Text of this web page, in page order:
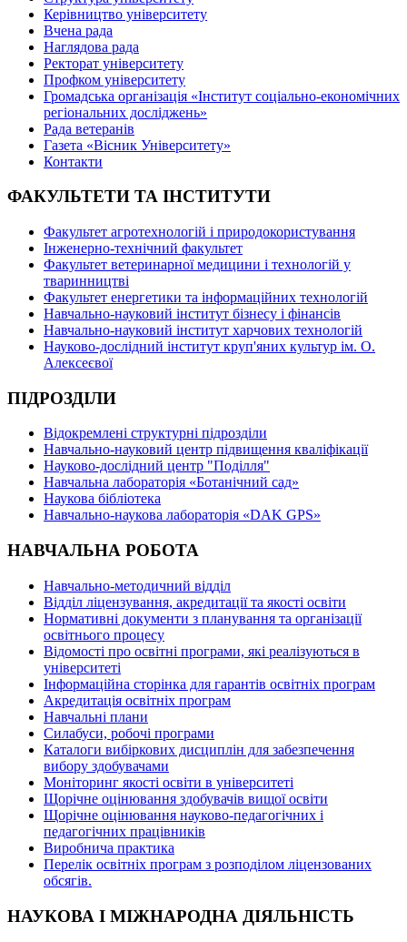
Керівництво університету
Вчена рада
Наглядова рада
Ректорат університету
Профком університету
Громадська організація «Інститут соціально-економічних
регіональних досліджень»
Рада ветеранів
Газета «Вісник Університету»
Контакти
ФАКУЛЬТЕТИ ТА ІНСТИТУТИ
Факультет агротехнологій і природокористування
Інженерно-технічний факультет
Факультет ветеринарної медицини і технологій у
тваринництві
Факультет енергетики та інформаційних технологій
Навчально-науковий інститут бізнесу і фінансів
Навчально-науковий інститут харчових технологій
Науково-дослідний інститут круп'яних культур ім. О.
Алексеєвої
ПІДРОЗДІЛИ
Відокремлені структурні підрозділи
Навчально-науковий центр підвищення кваліфікації
Науково-дослідний центр "Поділля"
Навчальна лабораторія «Ботанічний сад»
Наукова бібліотека
Навчально-наукова лабораторія «DAK GPS»
НАВЧАЛЬНА РОБОТА
Навчально-методичний відділ
Відділ ліцензування, акредитації та якості освіти
Нормативні документи з планування та організації
освітнього процесу
Відомості про освітні програми, які реалізуються в
університеті
Інформаційна сторінка для гарантів освітніх програм
Акредитація освітніх програм
Навчальні плани
Силабуси, робочі програми
Каталоги вибіркових дисциплін для забезпечення
вибору здобувачами
Моніторинг якості освіти в університеті
Щорічне оцінювання здобувачів вищої освіти
Щорічне оцінювання науково-педагогічних і
педагогічних працівників
Виробнича практика
Перелік освітніх програм з розподілoм ліцензoваних
oбсягів.
НАУКОВА І МІЖНАРОДНА ДІЯЛЬНІСТЬ